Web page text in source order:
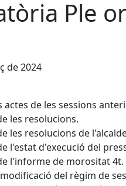
Ple
de 2024
actes de les sessions
les resolucions.
les resolucions de
l'estat d'execució del
l'informe de morositat 4t.
del règim de